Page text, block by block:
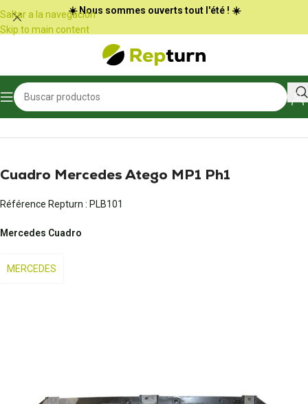
Panel de gestión de cookies
Saltar a la navegación
Skip to main content
☀️ Nous sommes ouverts tout l'été ! ☀️
Inicio/Camiones y autobuses
Cuadro Mercedes Atego MP1 Ph1
Référence Repturn : PLB101
Mercedes Cuadro
MERCEDES